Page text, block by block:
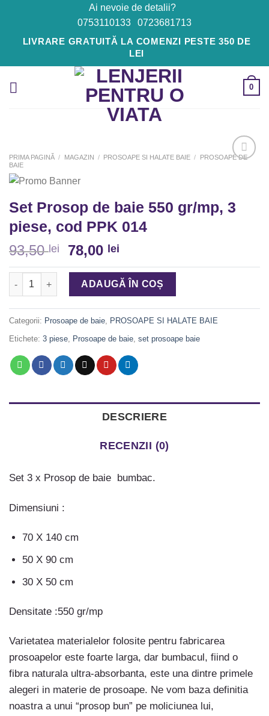
content
Ai nevoie de detalii?
0753110133
0723681713
LIVRARE GRATUITĂ LA COMENZI PESTE 350 DE
LEI
0
la
Favorite
PRIMA PAGINĂ / MAGAZIN / PROSOAPE SI HALATE BAIE /
PROSOAPE DE
BAIE
Set Prosop de baie 550 gr/mp, 3
piese, cod PPK 014
93,50 lei 78,00 lei
Cantitate Set Prosop de baie 550 gr/mp, 3 piese, cod PPK 014
ADAUGĂ ÎN COȘ
Categorii: Prosoape de baie PROSOAPE SI HALATE BAIE
Etichete: 3 piese Prosoape de baie set prosoape baie
DESCRIERE
RECENZII (0)
Set 3 x Prosop de baie bumbac.
Dimensiuni :
70 X 140 cm
50 X 90 cm
30 X 50 cm
Densitate :550 gr/mp
Varietatea materialelor folosite pentru fabricarea
prosoapelor este foarte larga, dar bumbacul, fiind o
fibra naturala ultra-absorbanta, este una dintre primele
alegeri in materie de prosoape. Ne vom baza definitia
noastra a unui “prosop bun” pe moliciunea lui,